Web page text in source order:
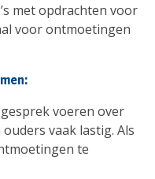
met opdrachten voor
voor ontmoetingen
voeren over
vaak lastig. Als
te